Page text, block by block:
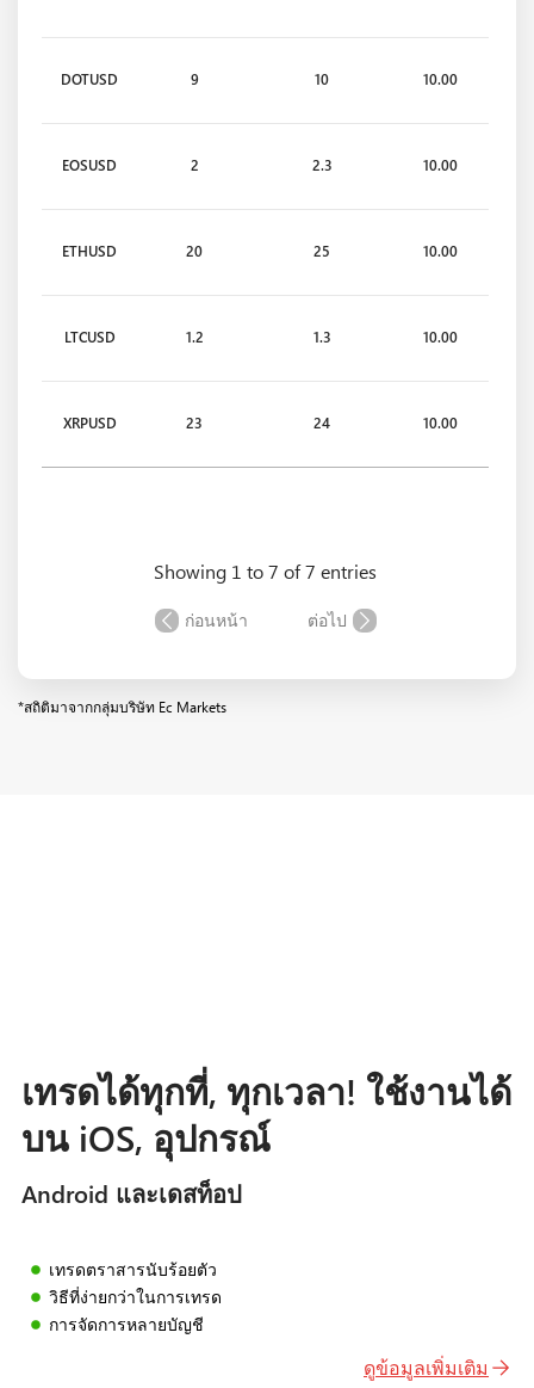
DOTUSD 9 10 10.00
EOSUSD 2 2.3 10.00
ETHUSD 20 25 10.00
LTCUSD 1.2 1.3 10.00
XRPUSD 23 24 10.00
Showing 1 to 7 of 7 entries
ก่อนหน้า ต่อไป
*สถิติมาจากกลุ่มบริษัท Ec Markets
เทรดได้ทุกที่, ทุกเวลา! ใช้งานได้
บน iOS, อุปกรณ์
Android และเดสท็อป
เทรดตราสารนับร้อยตัว
วิธีที่ง่ายกว่าในการเทรด
การจัดการหลายบัญชี
ดูข้อมูลเพิ่มเติม